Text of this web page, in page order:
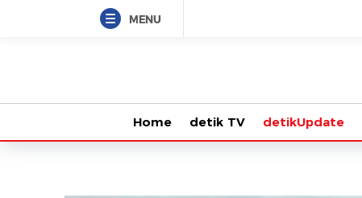
MENU
Home detik TV detikUpdate